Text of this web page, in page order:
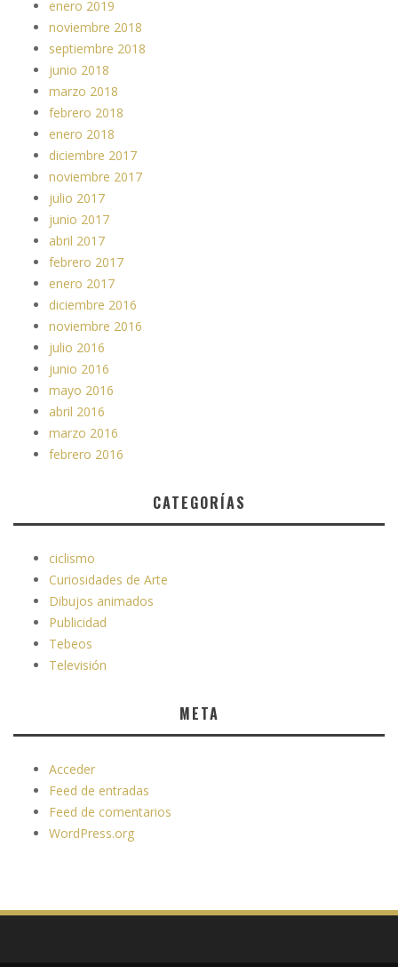
enero 2019
noviembre 2018
septiembre 2018
junio 2018
marzo 2018
febrero 2018
enero 2018
diciembre 2017
noviembre 2017
julio 2017
junio 2017
abril 2017
febrero 2017
enero 2017
diciembre 2016
noviembre 2016
julio 2016
junio 2016
mayo 2016
abril 2016
marzo 2016
febrero 2016
CATEGORÍAS
ciclismo
Curiosidades de Arte
Dibujos animados
Publicidad
Tebeos
Televisión
META
Acceder
Feed de entradas
Feed de comentarios
WordPress.org